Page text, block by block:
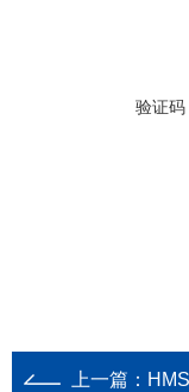
验证码
上一篇：